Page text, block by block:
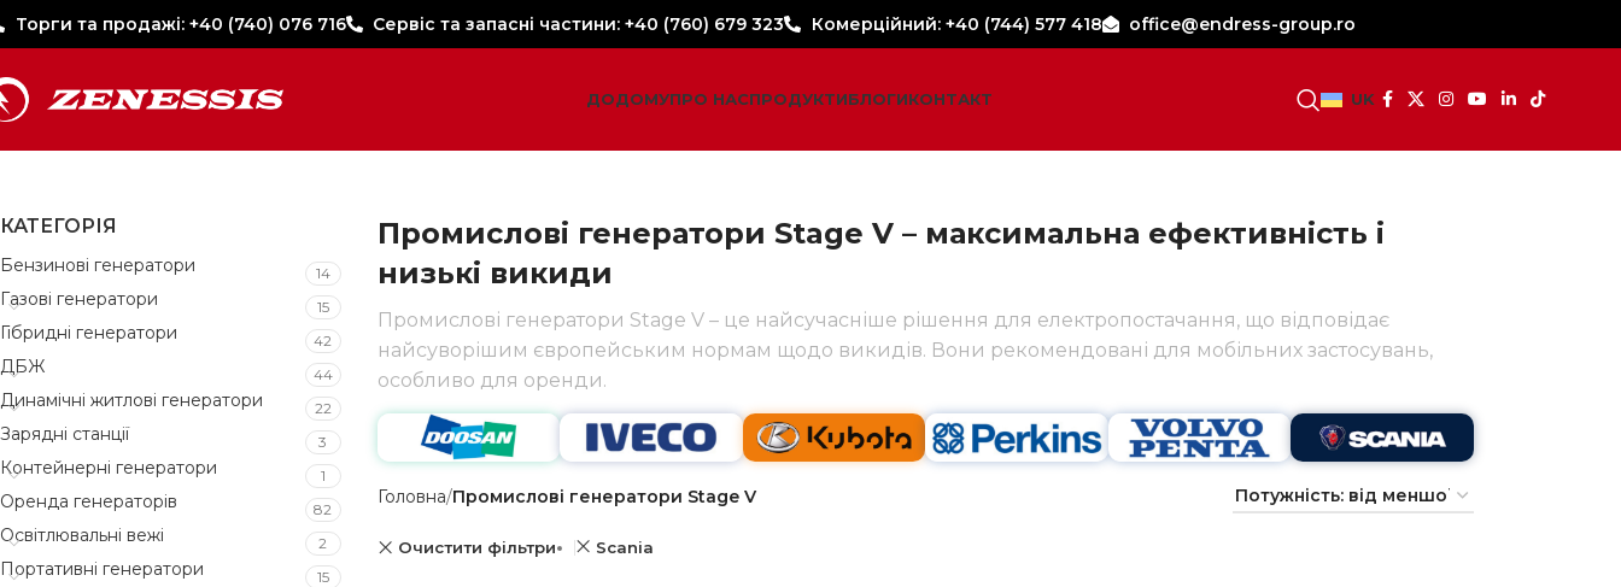
Торги та продажі: +40 (740) 076 716 Сервіс та запасні частини: +40 (760) 679 323 Комерційний: +40 (744) 577 418 office@endress-group.ro
ДОДОМУПРО НАСПРОДУКТИБЛОГИКОНТАКТ UK
КАТЕГОРІЯ
Бензинові генератори 14
Газові генератори 15
Гібридні генератори 42
ДБЖ 44
Динамічні житлові генератори 22
Зарядні станції 3
Контейнерні генератори 1
Оренда генераторів 82
Освітлювальні вежі 2
Портативні генератори 15
Промислові генератори Stage V – максимальна ефективність і
низькі викиди
Промислові генератори Stage V – це найсучасніше рішення для електропостачання, що відповідає
найсуворішим європейським нормам щодо викидів. Вони рекомендовані для мобільних застосувань,
особливо для оренди.
Головна Промислові генератори Stage V
Очистити фільтри Scania